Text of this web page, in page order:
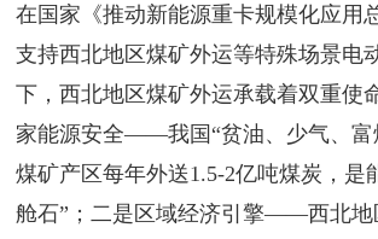
在国家《推动新能源重卡规模化应用
支持西北地区煤矿外运等特殊场景电
下，西北地区煤矿外运承载着双重使
家能源安全——我国“贫油、少气、富
煤矿产区每年外送1.5-2亿吨煤炭，是
舱石”；二是区域经济引擎——西北地